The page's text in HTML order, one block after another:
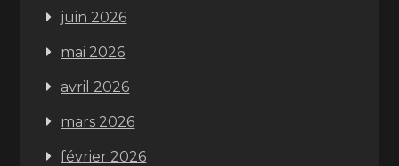
juin 2026
mai 2026
avril 2026
mars 2026
février 2026